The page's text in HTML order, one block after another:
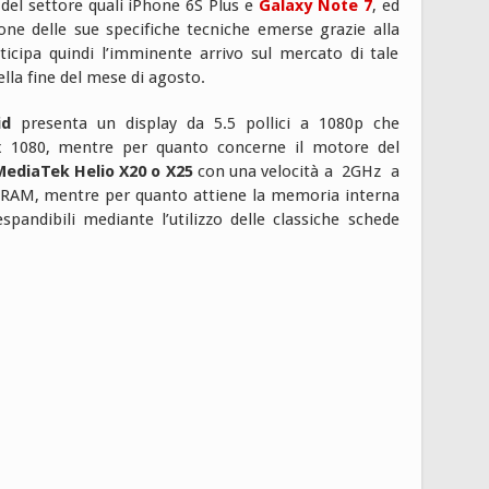
settore quali iPhone 6S Plus e Galaxy Note 7, ed
delle sue specifiche tecniche emerse grazie alla
quindi l’imminente arrivo sul mercato di tale
fine del mese di agosto.
presenta un display da 5.5 pollici a 1080p che
1080, mentre per quanto concerne il motore del
Helio X20 o X25con una velocità a 2GHz a
mentre per quanto attiene la memoria interna
mediante l’utilizzo delle classiche schede